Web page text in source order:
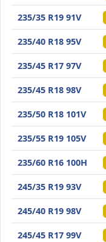
Minerva S210
235/35 R19 91V
Minerva S210
235/40 R18 95V
Minerva S210
235/45 R17 97V
Minerva S210
235/45 R18 98V
Minerva S210
235/50 R18 101V
Minerva S210
235/55 R19 105V
Minerva S210
235/60 R16 100H
Minerva S210
245/35 R19 93V
Minerva S210
245/40 R19 98V
Minerva S210
245/45 R17 99V